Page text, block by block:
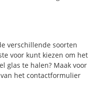
verschillende soorten
voor kunt kiezen om het
glas te halen? Maak voor
het contactformulier